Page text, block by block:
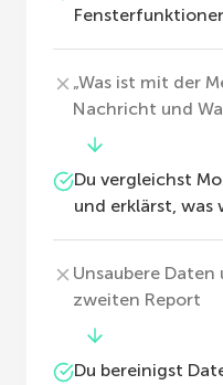
„Was ist mit der
Nachricht und
Du vergleichst
und erklärst, was
Unsaubere
zweiten Report
Du bereinigst